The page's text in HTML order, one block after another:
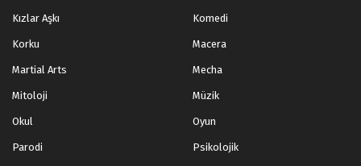
Kızlar Aşkı Komedi
Korku Macera
Martial Arts Mecha
Mitoloji Müzik
Okul Oyun
Parodi Psikolojik